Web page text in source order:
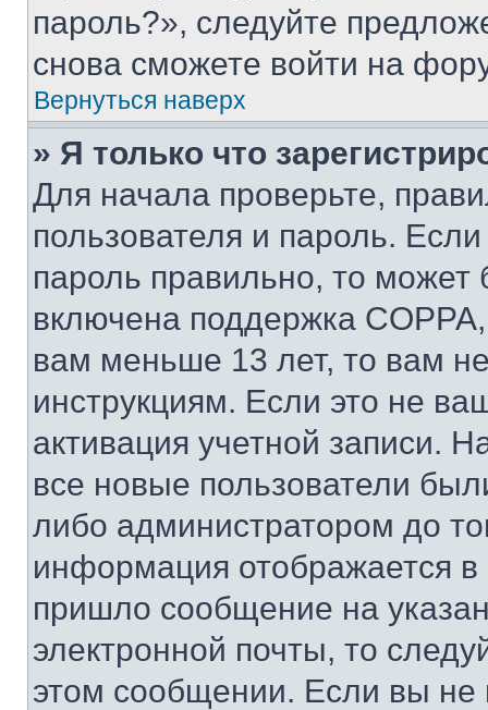
пароль?», следуйте
снова сможете войти на
Вернуться наверх
» Я только что
Для начала проверьте,
пользователя и пароль.
пароль правильно, то может
включена поддержка
вам меньше 13 лет, то вам
инструкциям. Если это не
активация учетной записи.
все новые пользователи
либо администратором до
информация отображается
пришло сообщение на
электронной почты, то
этом сообщении. Если вы